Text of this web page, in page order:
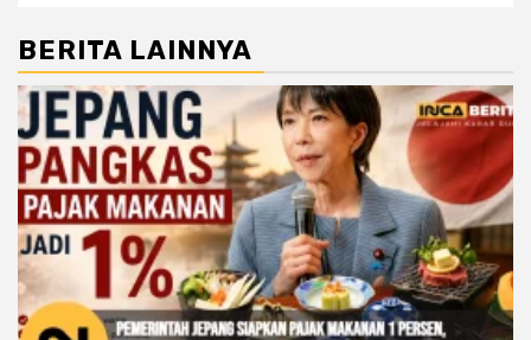
BERITA LAINNYA